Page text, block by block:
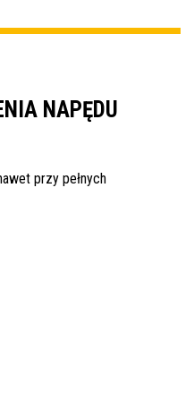
NAPĘDU
przy pełnych